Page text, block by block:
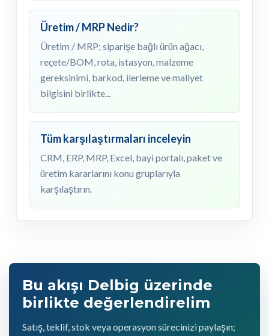
Üretim / MRP Nedir?
Üretim / MRP; siparişe bağlı ürün ağacı,
reçete/BOM, rota, istasyon, malzeme
gereksinimi, barkod, ilerleme ve maliyet
bilgisini birlikte...
Tüm karşılaştırmaları inceleyin
CRM, ERP, MRP, Excel, bayi portalı, paket ve
üretim kararlarını konu gruplarıyla
karşılaştırın.
Bu akışı Delbig üzerinde
birlikte değerlendirelim
Satış, teklif, stok veya operasyon sürecinizi paylaşın;